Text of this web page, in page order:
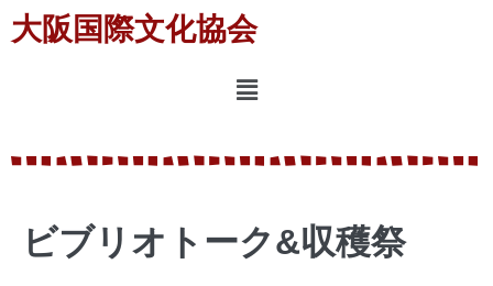
大阪国際文化協会
ビブリオトーク&収穫祭